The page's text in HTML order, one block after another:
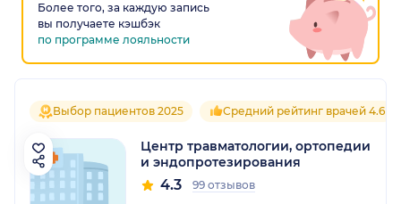
Более того, за каждую запись
вы получаете кэшбэк
по программе лояльности
Выбор пациентов 2025 Средний рейтинг врачей 4.6
Центр травматологии, ортопедии
и эндопротезирования
4.3 99 отзывов